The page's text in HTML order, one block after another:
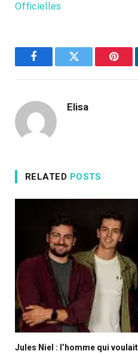
Officielles
FacebookTwitter
Elisa
RELATED POSTS
Jules Niel : l’homme qui